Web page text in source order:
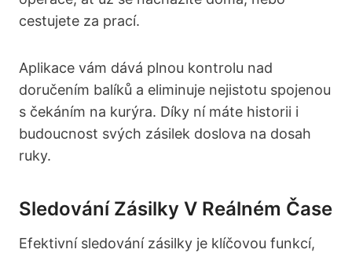
cestujete za prací.
Aplikace vám dává plnou kontrolu nad
doručením balíků a eliminuje nejistotu spojenou
s čekáním na kurýra. Díky ní máte historii i
budoucnost svých zásilek doslova na dosah
ruky.
Sledování Zásilky V Reálném Čase
Efektivní sledování zásilky je klíčovou funkcí,